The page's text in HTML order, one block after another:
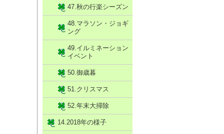
47.秋の行楽シーズン
48.マラソン・ジョギ
ング
49.イルミネーション
イベント
50.御歳暮
51.クリスマス
52.年末大掃除
14.2018年の様子